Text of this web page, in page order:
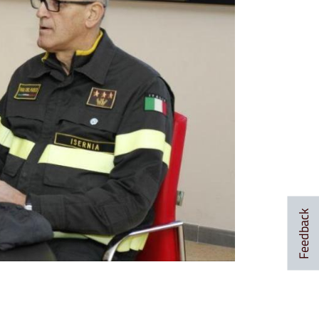
Feedback